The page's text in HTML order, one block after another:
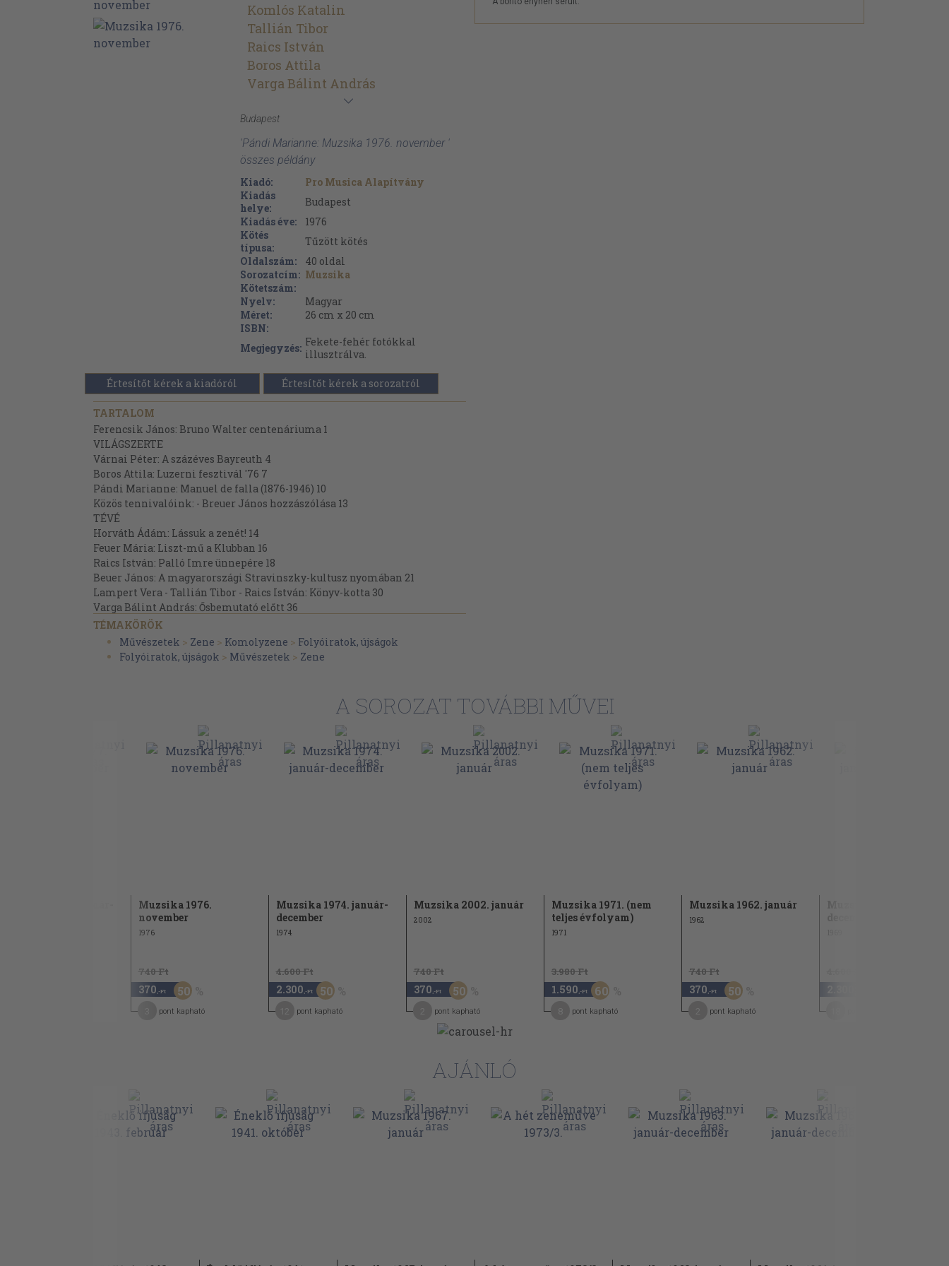
Komlós Katalin
Tallián Tibor
Raics István
Boros Attila
Varga Bálint András
Budapest
'Pándi Marianne: Muzsika 1976. november '
összes példány
Kiadó:
Pro Musica Alapítvány
Kiadás
helye:
Budapest
Kiadás éve:
1976
Kötés
típusa:
Tűzött kötés
Oldalszám:
40 oldal
Sorozatcím: Muzsika
Kötetszám:
Nyelv:
Magyar
Méret:
26 cm x 20 cm
ISBN:
Megjegyzés: Fekete-fehér fotókkal
illusztrálva.
Értesítőt kérek a kiadóról Értesítőt kérek a sorozatról
TARTALOM
Ferencsik János: Bruno Walter centenáriuma 1
VILÁGSZERTE
Várnai Péter: A százéves Bayreuth 4
Boros Attila: Luzerni fesztivál '76 7
Pándi Marianne: Manuel de falla (1876-1946) 10
Közös tennivalóink: - Breuer János hozzászólása 13
TÉVÉ
Horváth Ádám: Lássuk a zenét! 14
Feuer Mária: Liszt-mű a Klubban 16
Raics István: Palló Imre ünnepére 18
Beuer János: A magyarországi Stravinszky-kultusz nyomában 21
Lampert Vera - Tallián Tibor - Raics István: Könyv-kotta 30
Varga Bálint András: Ősbemutató előtt 36
Raics István: Búcsú Kenessey Jenőtől 38
Varga Bálint András: Závodszky Zoltán emlékére 39
Komlós Katalin: Hanglemez 40
Hortobágyi László: India klasszikus zenéje 41
TÉMAKÖRÖK
Művészetek > Zene > Komolyzene > Folyóiratok, újságok
Folyóiratok, újságok > Művészetek > Zene
A SOROZAT TOVÁBBI MŰVEI
Muzsika 1976.
november
1976
740 Ft
370 ,-Ft 50
pont kapható
Muzsika 1974. január-
december
1974
4.600 Ft
2.300 ,-Ft 50
pont kapható
Muzsika 2002. január
2002
740 Ft
370 ,-Ft 50
pont kapható
Muzsika 1971. (nem
teljes évfolyam)
1971
3.980 Ft
1.590 ,-Ft 60
pont kapható
Muzsika 1962. január
1962
740 Ft
370 ,-Ft 50
pont kapható
Muzsika 1969. január-
december
AJÁNLÓ